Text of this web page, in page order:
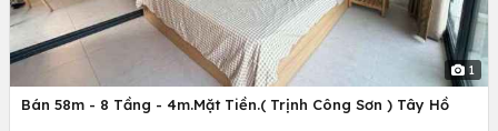
1
Bán 58m - 8 Tầng - 4m.Mặt Tiền.( Trịnh Công Sơn ) Tây Hồ